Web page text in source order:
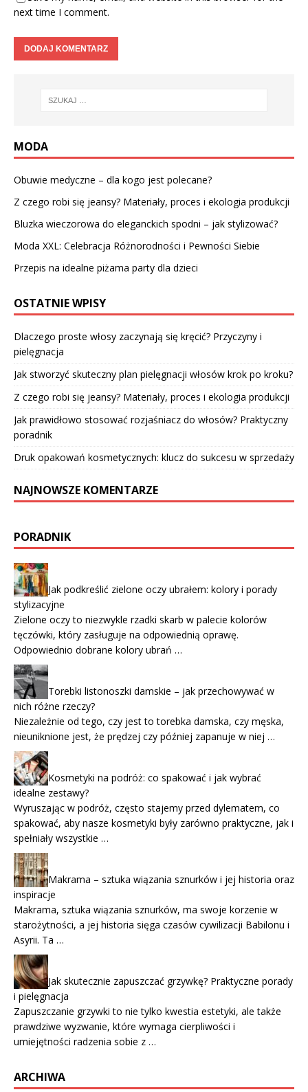
next time I comment.
MODA
Obuwie medyczne – dla kogo jest polecane?
Z czego robi się jeansy? Materiały, proces i ekologia produkcji
Bluzka wieczorowa do eleganckich spodni – jak stylizować?
Moda XXL: Celebracja Różnorodności i Pewności Siebie
Przepis na idealne piżama party dla dzieci
OSTATNIE WPISY
Dlaczego proste włosy zaczynają się kręcić? Przyczyny i
pielęgnacja
Jak stworzyć skuteczny plan pielęgnacji włosów krok po kroku?
Z czego robi się jeansy? Materiały, proces i ekologia produkcji
Jak prawidłowo stosować rozjaśniacz do włosów? Praktyczny
poradnik
Druk opakowań kosmetycznych: klucz do sukcesu w sprzedaży
NAJNOWSZE KOMENTARZE
PORADNIK
Jak podkreślić zielone oczy ubrałem: kolory i porady
stylizacyjne
Zielone oczy to niezwykle rzadki skarb w palecie kolorów
tęczówki, który zasługuje na odpowiednią oprawę.
Odpowiednio dobrane kolory ubrań …
Torebki listonoszki damskie – jak przechowywać w
nich różne rzeczy?
Niezależnie od tego, czy jest to torebka damska, czy męska,
nieuniknione jest, że prędzej czy później zapanuje w niej …
Kosmetyki na podróż: co spakować i jak wybrać
idealne zestawy?
Wyruszając w podróż, często stajemy przed dylematem, co
spakować, aby nasze kosmetyki były zarówno praktyczne, jak i
spełniały wszystkie …
Makrama – sztuka wiązania sznurków i jej historia oraz
inspiracje
Makrama, sztuka wiązania sznurków, ma swoje korzenie w
starożytności, a jej historia sięga czasów cywilizacji Babilonu i
Asyrii. Ta …
Jak skutecznie zapuszczać grzywkę? Praktyczne porady
i pielęgnacja
Zapuszczanie grzywki to nie tylko kwestia estetyki, ale także
prawdziwe wyzwanie, które wymaga cierpliwości i
umiejętności radzenia sobie z …
ARCHIWA